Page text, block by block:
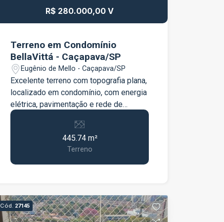
R$ 280.000,00 V
Terreno em Condomínio
BellaVittá - Caçapava/SP
Eugênio de Mello - Caçapava/SP
Excelente terreno com topografia plana,
localizado em condomínio, com energia
elétrica, pavimentação e rede de
esgoto. O Empreendimento possui
infraestrutura de segurança e lazer
completo, composto por piscinas, salão
de jogos, salão de festa,
churrasqueiras, quadra de tenis e
445.74 m²
Terreno
Cód. 27145